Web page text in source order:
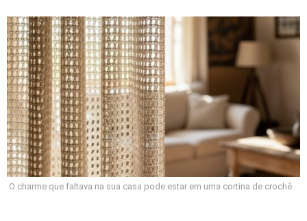
O charme que faltava na sua casa pode estar em uma cortina de crochê